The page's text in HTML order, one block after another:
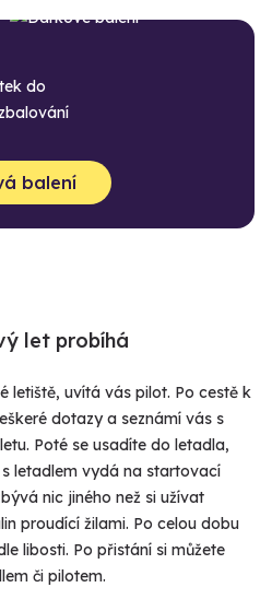
do
balení
let probíhá
letiště, uvítá vás pilot. Po cestě k
dotazy a seznámí vás s
Poté se usadíte do letadla,
letadlem vydá na startovací
nic jiného než si užívat
proudící žilami. Po celou dobu
libosti. Po přistání si můžete
či pilotem.